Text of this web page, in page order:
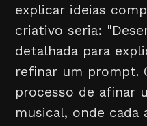
explicar ideias
criativo seria:
detalhada para
refinar um prompt.
processo de afinar
musical, onde cada